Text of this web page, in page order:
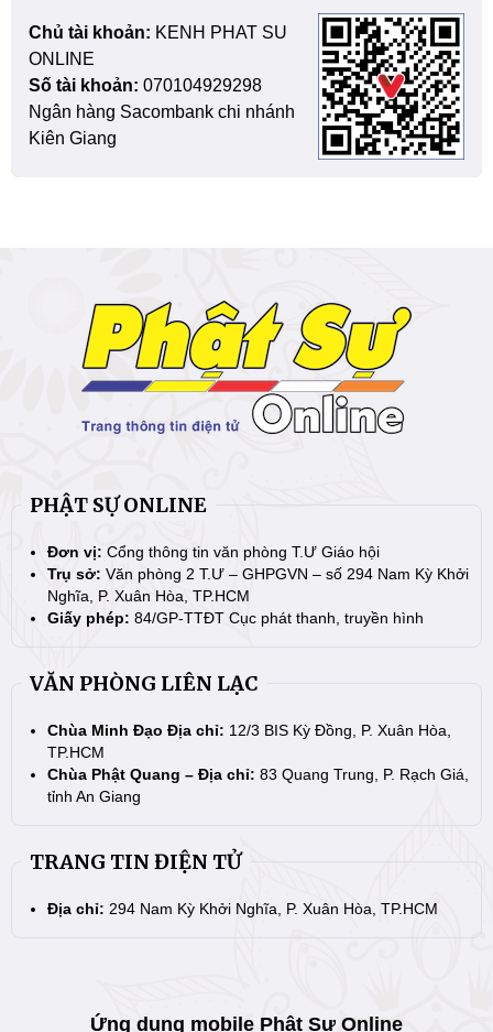
Chủ tài khoản: KENH PHAT SU
ONLINE
Số tài khoản: 070104929298
Ngân hàng Sacombank chi nhánh
Kiên Giang
PHẬT SỰ ONLINE
Đơn vị: Cổng thông tin văn phòng T.Ư Giáo hội
Trụ sở: Văn phòng 2 T.Ư – GHPGVN – số 294 Nam Kỳ Khởi
Nghĩa, P. Xuân Hòa, TP.HCM
Giấy phép: 84/GP-TTĐT Cục phát thanh, truyền hình
VĂN PHÒNG LIÊN LẠC
Chùa Minh Đạo Địa chỉ: 12/3 BIS Kỳ Đồng, P. Xuân Hòa,
TP.HCM
Chùa Phật Quang – Địa chỉ: 83 Quang Trung, P. Rạch Giá,
tỉnh An Giang
TRANG TIN ĐIỆN TỬ
Địa chỉ: 294 Nam Kỳ Khởi Nghĩa, P. Xuân Hòa, TP.HCM
Ứng dụng mobile Phật Sự Online